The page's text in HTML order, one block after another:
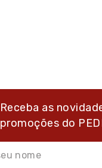
Receba as
promoções do